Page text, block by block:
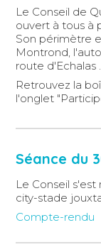
Le Conseil de
ouvert à tous à
Son périmètre
Montrond,
route d'Echalas .
Retrouvez la
l'onglet
Séance du
Le Conseil
city-stade
Compte-rendu